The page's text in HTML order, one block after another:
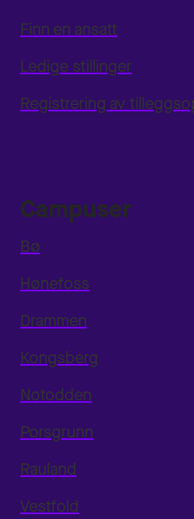
Finn en ansatt
Ledige stillinger
Registrering av
Campuser
Bø
Hønefoss
Drammen
Kongsberg
Notodden
Porsgrunn
Rauland
Vestfold